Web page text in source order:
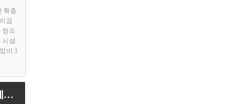
확충
공
청곡
시설
비 3
[용인티비종합뉴스] 용인특례시, 신갈오거리 도시재생 거점공간서 지역 공방과 함께하는 체험 프로그램 운영